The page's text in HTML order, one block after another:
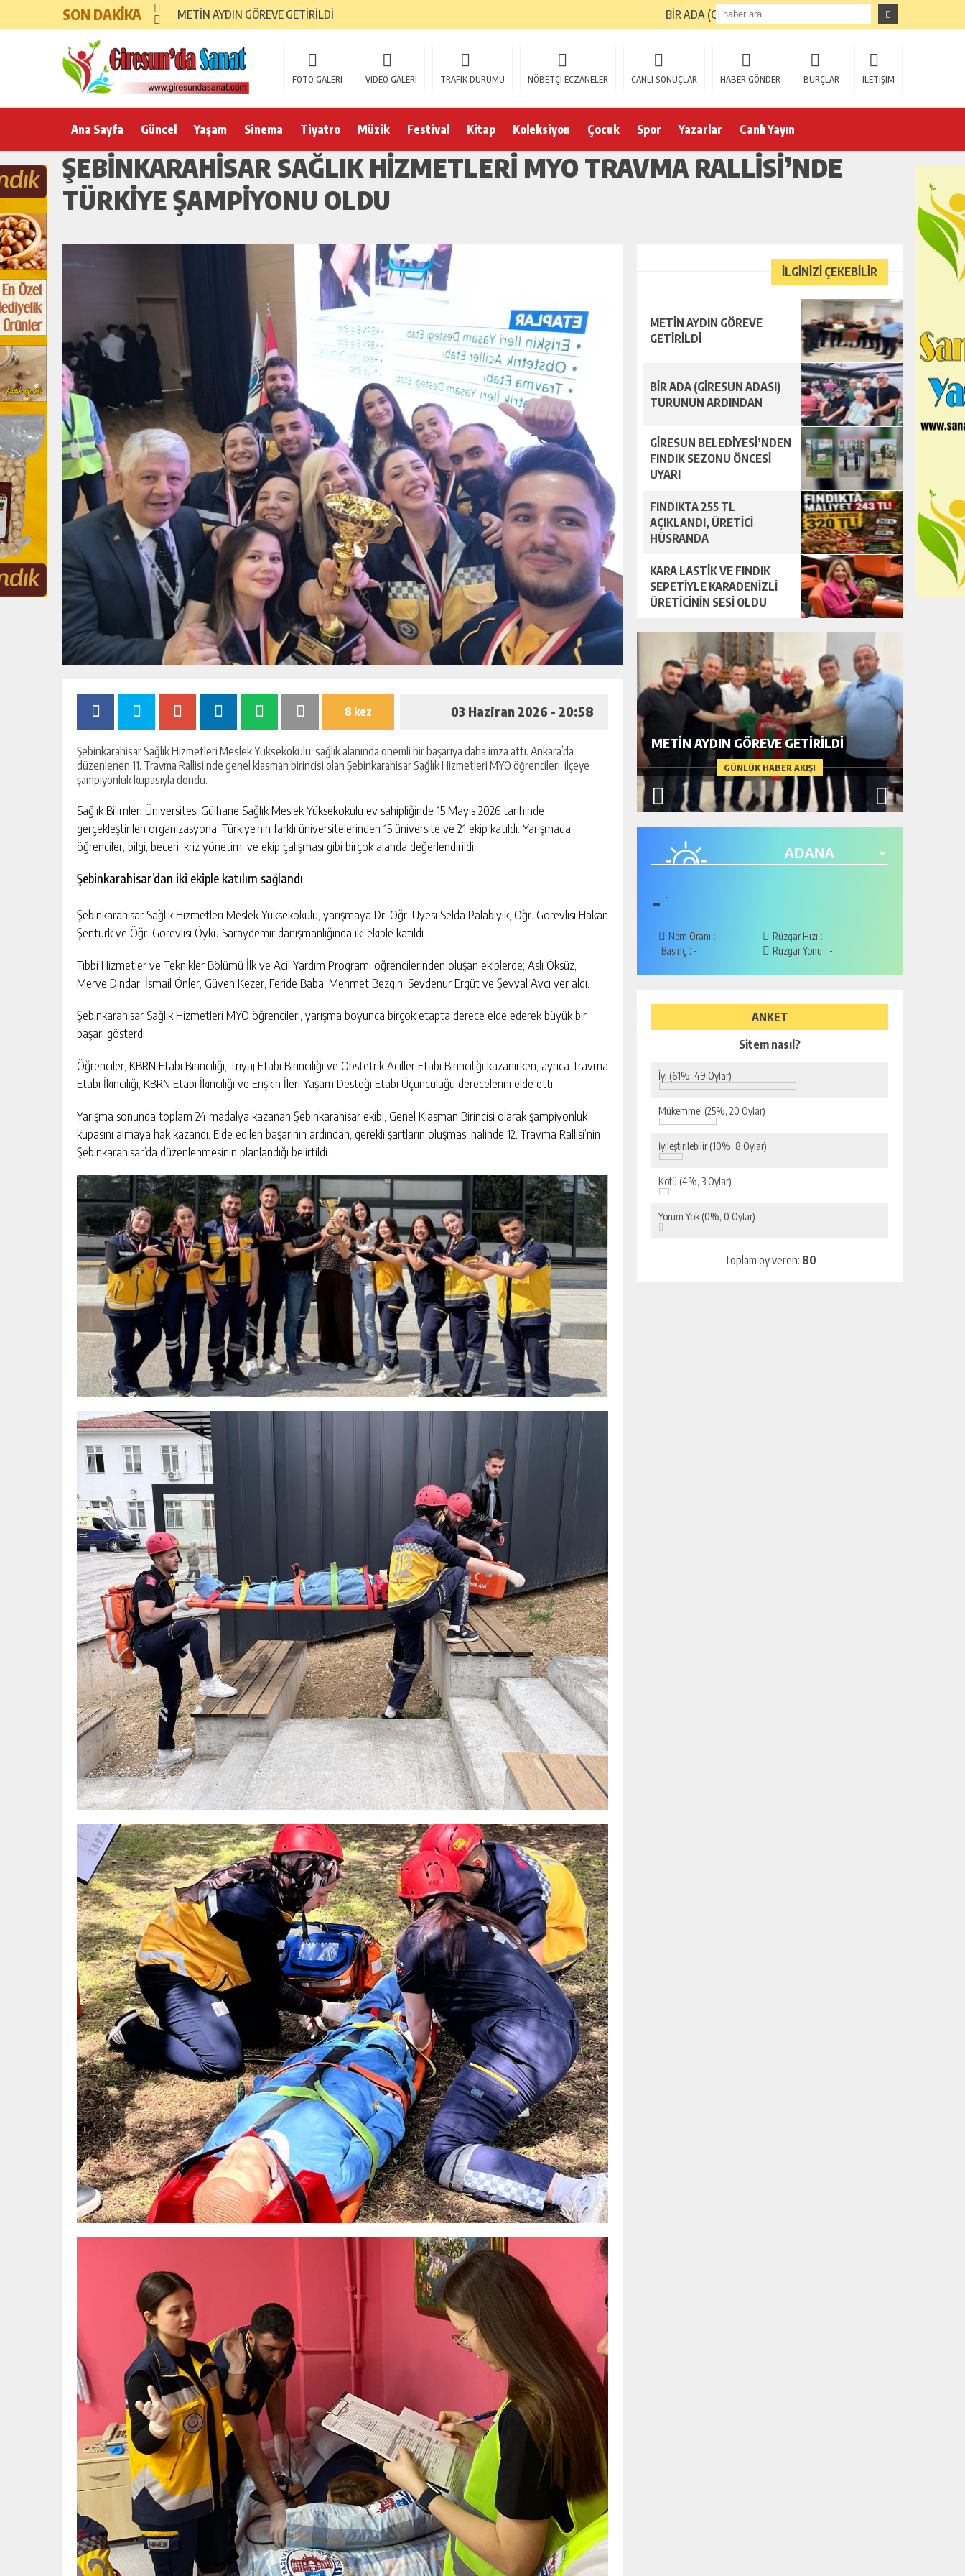
SON DAKİKA METİN AYDIN GÖREVE GETİRİLDİ BİR ADA (GİRESUN ADASI) TURUNUN ARDINDAN
FOTO GALERİ VIDEO GALERİ TRAFİK DURUMU NÖBETÇİ ECZANELER CANLI SONUÇLAR HABER GÖNDER BURÇLAR İLETİŞİM
Ana Sayfa Güncel Yaşam Sinema Tiyatro Müzik Festival Kitap Koleksiyon Çocuk Spor Yazarlar Canlı Yayın
ŞEBINKARAHISAR SAĞLIK HIZMETLERI MYO TRAVMA RALLISI’NDE
TÜRKIYE ŞAMPIYONU OLDU
8 kez 03 Haziran 2026 - 20:58
Şebinkarahisar Sağlık Hizmetleri Meslek Yüksekokulu, sağlık alanında önemli bir başarıya daha imza attı. Ankara’da
düzenlenen 11. Travma Rallisi’nde genel klasman birincisi olan Şebinkarahisar Sağlık Hizmetleri MYO öğrencileri, ilçeye
şampiyonluk kupasıyla döndü.
Sağlık Bilimleri Üniversitesi Gülhane Sağlık Meslek Yüksekokulu ev sahipliğinde 15 Mayıs 2026 tarihinde
gerçekleştirilen organizasyona, Türkiye’nin farklı üniversitelerinden 15 üniversite ve 21 ekip katıldı. Yarışmada
öğrenciler; bilgi, beceri, kriz yönetimi ve ekip çalışması gibi birçok alanda değerlendirildi.
Şebinkarahisar’dan iki ekiple katılım sağlandı
Şebinkarahisar Sağlık Hizmetleri Meslek Yüksekokulu, yarışmaya Dr. Öğr. Üyesi Selda Palabıyık, Öğr. Görevlisi Hakan
Şentürk ve Öğr. Görevlisi Öykü Saraydemir danışmanlığında iki ekiple katıldı.
Tıbbi Hizmetler ve Teknikler Bölümü İlk ve Acil Yardım Programı öğrencilerinden oluşan ekiplerde; Aslı Öksüz,
Merve Dindar, İsmail Önler, Güven Kezer, Feride Baba, Mehmet Bezgin, Sevdenur Ergüt ve Şevval Avcı yer aldı.
Şebinkarahisar Sağlık Hizmetleri MYO öğrencileri, yarışma boyunca birçok etapta derece elde ederek büyük bir
başarı gösterdi.
Öğrenciler; KBRN Etabı Birinciliği, Triyaj Etabı Birinciliği ve Obstetrik Aciller Etabı Birinciliği kazanırken, ayrıca Travma
Etabı İkinciliği, KBRN Etabı İkinciliği ve Erişkin İleri Yaşam Desteği Etabı Üçüncülüğü derecelerini elde etti.
Yarışma sonunda toplam 24 madalya kazanan Şebinkarahisar ekibi, Genel Klasman Birincisi olarak şampiyonluk
kupasını almaya hak kazandı. Elde edilen başarının ardından, gerekli şartların oluşması halinde 12. Travma Rallisi’nin
Şebinkarahisar’da düzenlenmesinin planlandığı belirtildi.
İLGİNİZİ ÇEKEBİLİR
METİN AYDIN GÖREVE
GETİRİLDİ
BİR ADA (GİRESUN ADASI)
TURUNUN ARDINDAN
GİRESUN BELEDİYESİ’NDEN
FINDIK SEZONU ÖNCESİ
UYARI
FINDIKTA 255 TL
AÇIKLANDI, ÜRETİCİ
HÜSRANDA
KARA LASTİK VE FINDIK
SEPETİYLE KARADENİZLİ
ÜRETİCİNİN SESİ OLDU
GÜNLÜK HABER AKIŞI
METİN AYDIN GÖREVE GETİRİLDİ
- -
-
Nem Oranı : -
Basınç : -
Rüzgar Hızı : -
Rüzgar Yönü : -
ANKET
Sitem nasıl?
İyi (61%, 49 Oylar)
Mükemmel (25%, 20 Oylar)
İyileştirilebilir(10%, 8 Oylar)
Kötü (4%, 3 Oylar)
Yorum Yok (0%, 0 Oylar)
Toplam oy veren: 80